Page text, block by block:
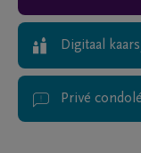
Digitaal
Privé